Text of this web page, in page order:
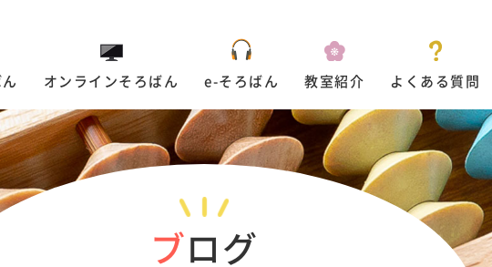
オンラインそろばん e-そろばん 教室紹介 よくある質問
ブログ